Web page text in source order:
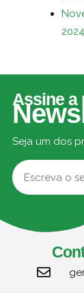
2024
Assine a
Seja um dos